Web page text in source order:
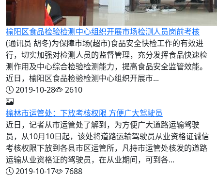
榆阳区食品检验检测中心组织开展市场检测人员岗前考核
(通讯员 胡冬)为保障市场(超市)食品安全快检工作的有效进
行，切实加强对检测人员的监督管理，充分发挥食品快速检
测作用及中心综合检验检测能力，提高食品安全监管效能。
近日，榆阳区食品检验检测中心组织开展市...
2019-10-28
2610
榆林市运管处：下放考核权限 方便广大驾驶员
近日，记者从市运管处了解到，为方便广大道路运输驾驶
员，从10月10日起，该处将道路运输驾驶员从业资格证诚信
考核权限下放到各县市区运管所，凡持市运管处核发的道路
运输从业资格证的驾驶员，在从业期间，可到各...
2019-10-17
7688